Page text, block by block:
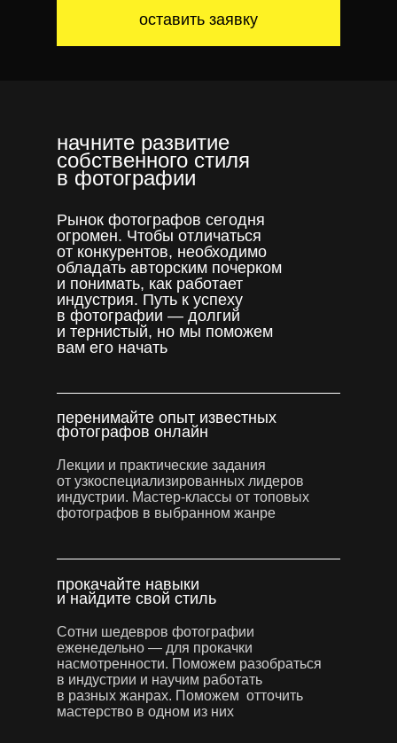
оставить заявку
начните развитие
собственного стиля
в фотографии
Рынок фотографов сегодня
огромен. Чтобы отличаться
от конкурентов, необходимо
обладать авторским почерком
и понимать, как работает
индустрия. Путь к успеху
в фотографии — долгий
и тернистый, но мы поможем
вам его начать
перенимайте опыт известных
фотографов онлайн
Лекции и практические задания
от узкоспециализированных лидеров
индустрии. Мастер-классы от топовых
фотографов в выбранном жанре
прокачайте навыки
и найдите свой стиль
Сотни шедевров фотографии
еженедельно — для прокачки
насмотренности. Поможем разобраться
в индустрии и научим работать
в разных жанрах. Поможем отточить
мастерство в одном из них